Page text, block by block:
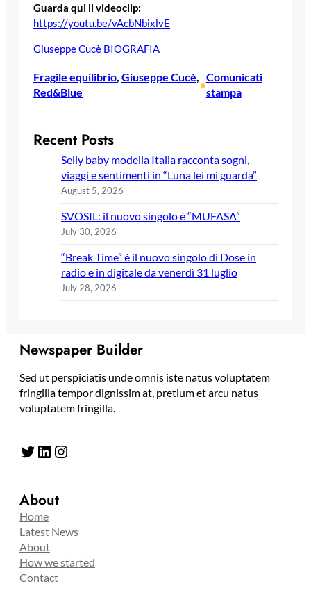
Guarda qui il videoclip:
https://youtu.be/vAcbNbixlvE
Giuseppe Cucè BIOGRAFIA
Fragile equilibrio, Giuseppe Cucè
Red&Blue
•
Comunicati
stampa
Recent Posts
Selly baby modella Italia racconta sogni,
viaggi e sentimenti in “Luna lei mi guarda”
August 5, 2026
SVOSIL: il nuovo singolo è “MUFASA”
July 30, 2026
“Break Time” è il nuovo singolo di Dose in
radio e in digitale da venerdì 31 luglio
July 28, 2026
Newspaper Builder
Sed ut perspiciatis unde omnis iste natus voluptatem
fringilla tempor dignissim at, pretium et arcu natus
voluptatem fringilla.
Twitter LinkedIn Instagram
About
Home
Latest News
About
How we started
Contact